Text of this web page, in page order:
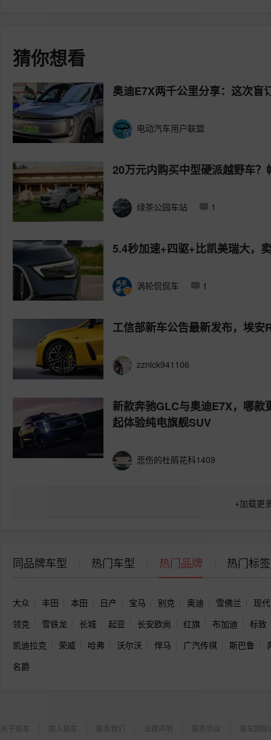
猜你想看
奥迪E7X两千公里分享：这次盲
电动汽车用户联盟
20万元内购买中型硬派越野车
绿茶公园车站 1
5.4秒加速+四驱+比凯美瑞大，
涡轮侃侃车 1
工信部新车公告最新发布，埃
zznick941106
新款奔驰GLC与奥迪E7X，哪
起体验纯电旗舰SUV
悲伤的杜鹃花科1409
+加载更
同品牌车型 热门车型 热门品牌 热门标签
大众 丰田 本田 日产 宝马 别克 奥迪 雪佛兰
现代
领克
雪铁龙 长城 起亚 长安欧尚 红旗 布加迪
标致
凯迪拉克
荣威 哈弗 沃尔沃 悍马 广汽传祺 斯巴鲁
名爵
关于易车 加入易车 联系我们 法律声明 服务协议 易车国际